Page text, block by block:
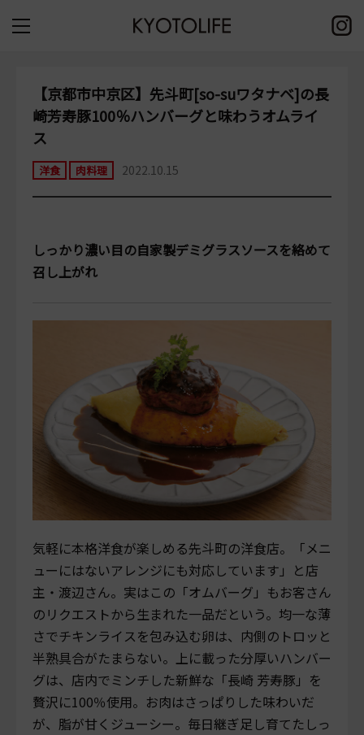
【京都市中京区】先斗町[so-suワタナベ]の長
崎芳寿豚100％ハンバーグと味わうオムライ
ス
洋食 肉料理 2022.10.15
しっかり濃い目の自家製デミグラスソースを絡めて
召し上がれ
気軽に本格洋食が楽しめる先斗町の洋食店。「メニ
ューにはないアレンジにも対応しています」と店
主・渡辺さん。実はこの「オムバーグ」もお客さん
のリクエストから生まれた一品だという。均一な薄
さでチキンライスを包み込む卵は、内側のトロッと
半熟具合がたまらない。上に載った分厚いハンバー
グは、店内でミンチした新鮮な「長崎 芳寿豚」を
贅沢に100％使用。お肉はさっぱりした味わいだ
が、脂が甘くジューシー。毎日継ぎ足し育てたしっ